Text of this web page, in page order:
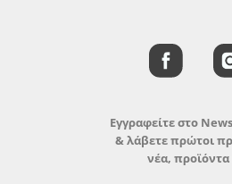
Εγγραφείτε στο
& λάβετε πρώτοι
νέα, προϊόντα